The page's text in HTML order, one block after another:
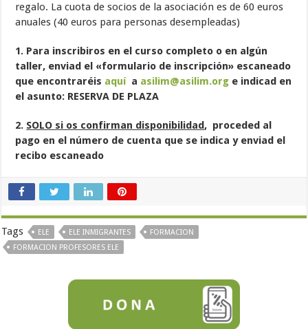
regalo. La cuota de socios de la asociación es de 60 euros
anuales (40 euros para personas desempleadas)
1. Para inscribiros en el curso completo o en algún
taller, enviad el «formulario de inscripción» escaneado
que encontraréis aquí a asilim@asilim.org e indicad en
el asunto: RESERVA DE PLAZA
2. SOLO si os confirman disponibilidad, proceded al
pago en el número de cuenta que se indica y enviad el
recibo escaneado
Tags ELE ELE INMIGRANTES
FORMACION
FORMACION PROFESORES ELE